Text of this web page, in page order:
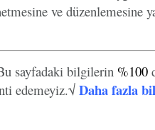
ve düzenlemesine
sayfadaki bilgilerin %100
edemeyiz.√ Daha fazla